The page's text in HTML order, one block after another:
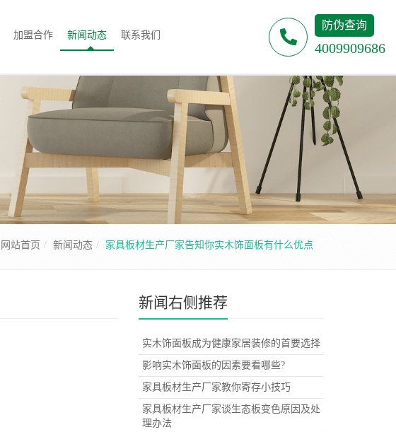
加盟合作 新闻动态 联系我们
防伪查询
4009909686
网站首页 新闻动态 家具板材生产厂家告知你实木饰面板有什么优点
新闻右侧推荐
实木饰面板成为健康家居装修的首要选择
影响实木饰面板的因素要看哪些?
家具板材生产厂家教你寄存小技巧
家具板材生产厂家谈生态板变色原因及处
理办法